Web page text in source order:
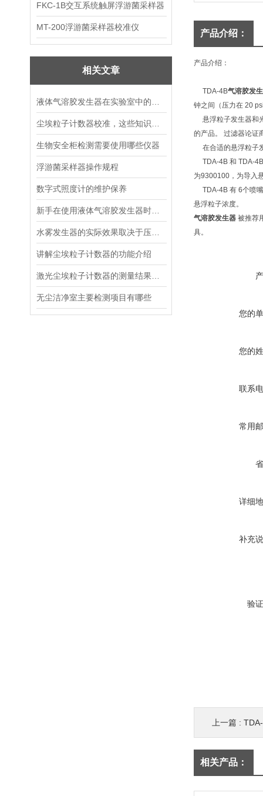
FKC-1B交互系统触屏浮游菌采样器
MT-200浮游菌采样器校准仪
相关文章
生物安全柜检测需要使用哪些仪器
浮游菌采样器操作规程
数字式照度计的维护保养
讲解尘埃粒子计数器的功能介绍
无尘洁净室主要检测项目有哪些
产品介绍：
产品介绍：
TDA-4B气溶胶发
钟之间（压力在 20
悬浮粒子发生器和
的产品。 过滤器论证
在合适的悬浮粒子
TDA-4B 和 TDA-4B
为9300100，为导入
TDA-4B 有 6个喷嘴
悬浮粒子浓度。
气溶胶发生器 被推荐
具。
您的
您的
联系
常用
详细
补充
验
上一篇 :
相关产品：